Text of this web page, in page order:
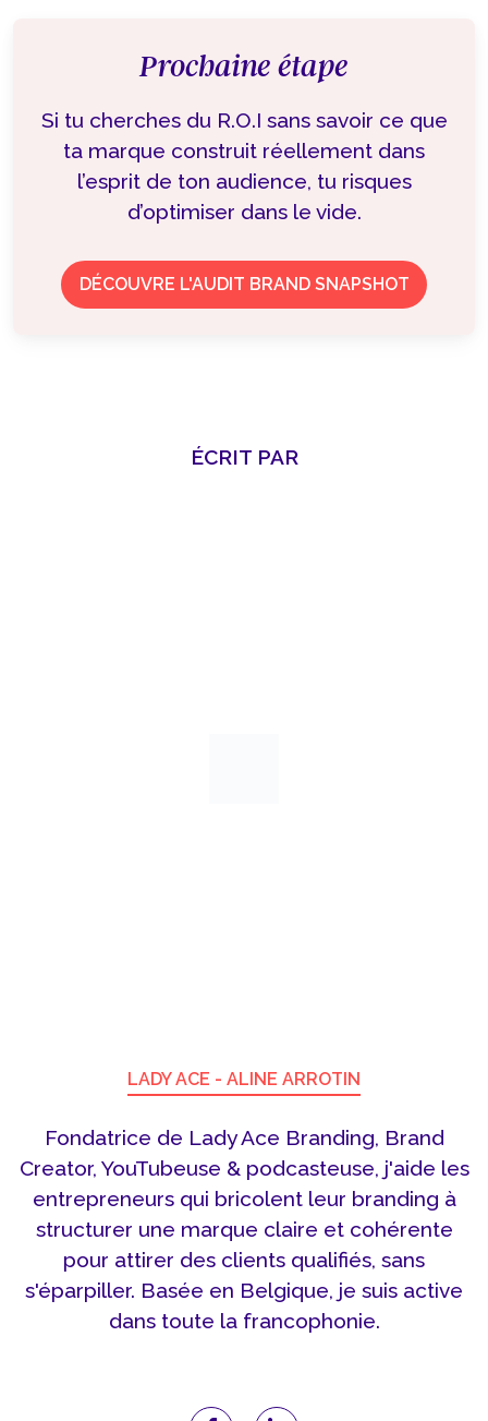
Prochaine étape
Si tu cherches du R.O.I sans savoir ce que
ta marque construit réellement dans
l’esprit de ton audience, tu risques
d’optimiser dans le vide.
DÉCOUVRE L'AUDIT BRAND SNAPSHOT
ÉCRIT PAR
LADY ACE - ALINE ARROTIN
Fondatrice de Lady Ace Branding, Brand
Creator, YouTubeuse & podcasteuse, j'aide les
entrepreneurs qui bricolent leur branding à
structurer une marque claire et cohérente
pour attirer des clients qualifiés, sans
s'éparpiller. Basée en Belgique, je suis active
dans toute la francophonie.